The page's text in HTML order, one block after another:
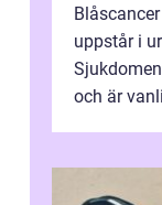
uppstår i
och är